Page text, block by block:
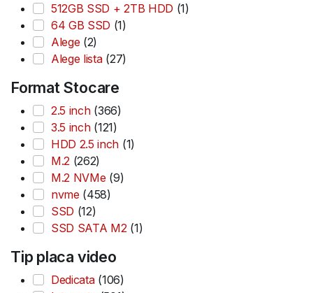
512GB SSD + 2TB HDD (1)
64 GB SSD (1)
Alege (2)
Alege lista (27)
Format Stocare
2.5 inch (366)
3.5 inch (121)
HDD 2.5 inch (1)
M.2 (262)
M.2 NVMe (9)
nvme (458)
SSD (12)
SSD SATA M2 (1)
Tip placa video
Dedicata (106)